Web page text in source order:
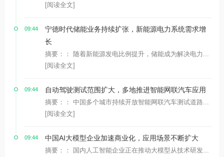
[阅读全文]
09:44
宁德时代储能业务持续扩张，新能源电力系统需求增
长
摘要：： 随着新能源发电比例提升，储能成为解决电力...
[阅读全文]
09:44 自动驾驶测试范围扩大，多地推进智能网联汽车应用
摘要：： 中国多个城市持续开放智能网联汽车测试道路...
[阅读全文]
09:44 中国AI大模型企业加速商业化，应用场景不断扩大
摘要：： 国内人工智能企业正在推动大模型从技术研发...